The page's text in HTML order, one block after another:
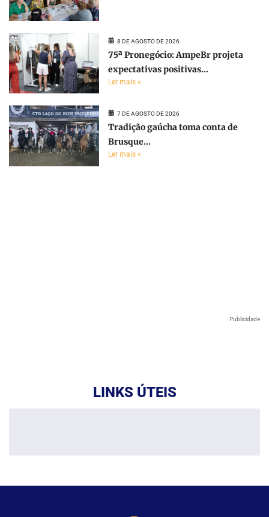
8 DE AGOSTO DE 2026
75ª Pronegócio: AmpeBr projeta
expectativas positivas...
Ler mais »
7 DE AGOSTO DE 2026
Tradição gaúcha toma conta de
Brusque...
Ler mais »
Publicidade
LINKS ÚTEIS